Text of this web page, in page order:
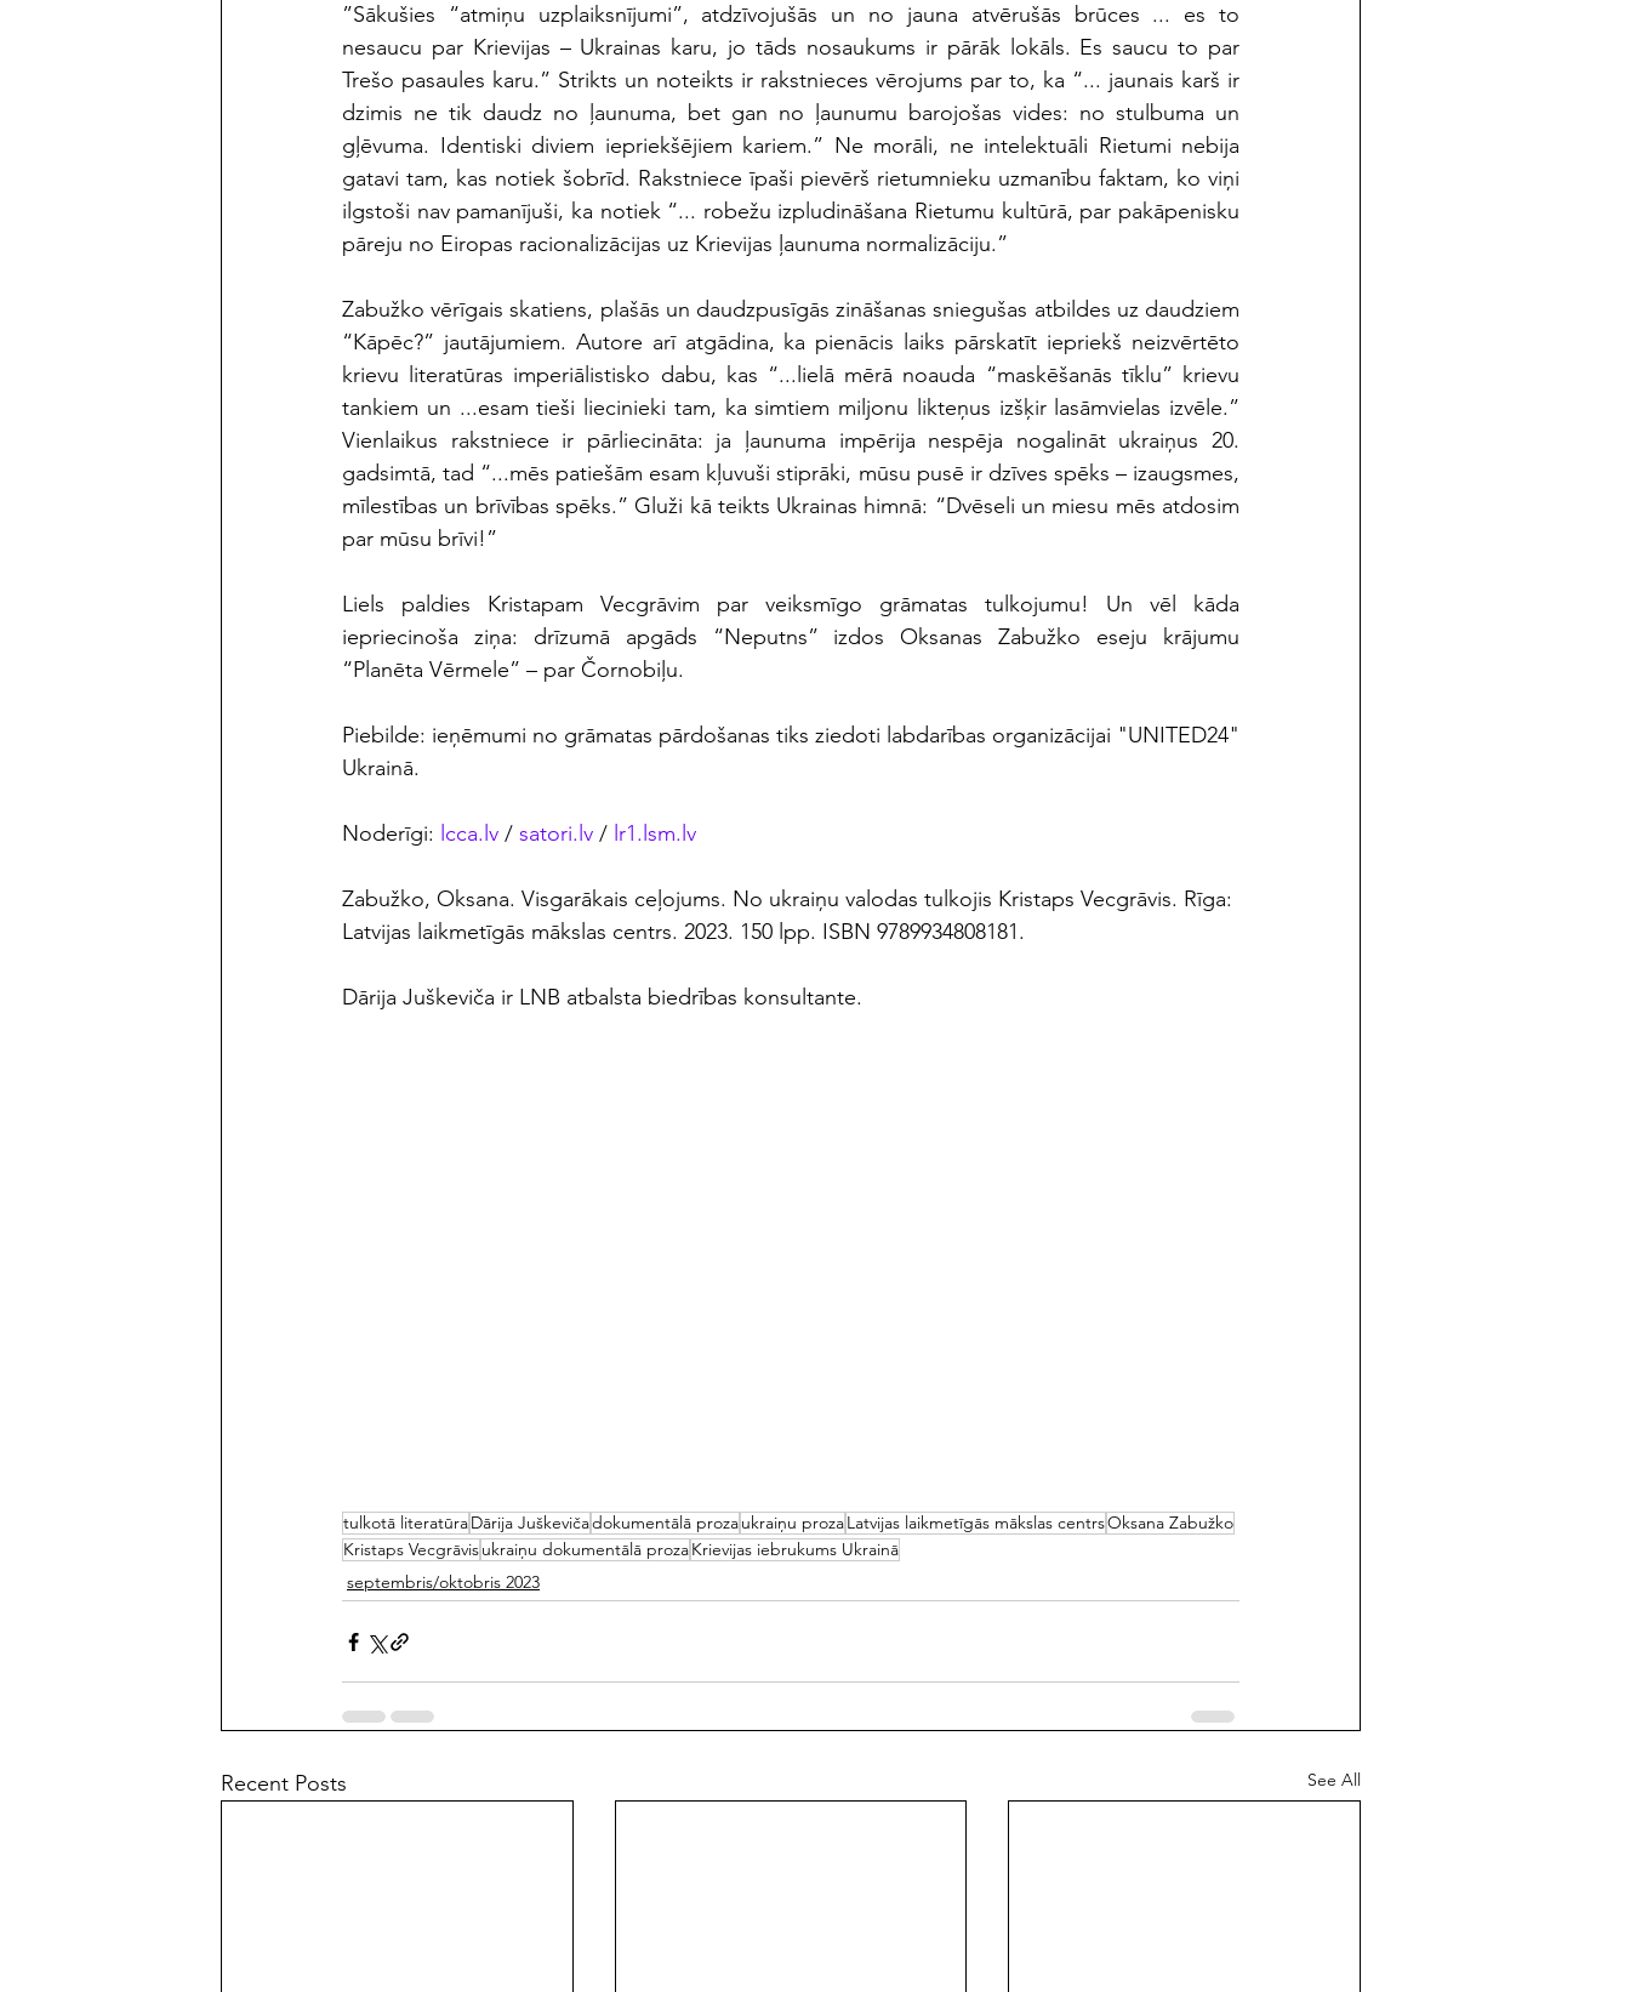
”Sākušies “atmiņu uzplaiksnījumi”, atdzīvojušās un no jauna atvērušās brūces ... es to
nesaucu par Krievijas – Ukrainas karu, jo tāds nosaukums ir pārāk lokāls. Es saucu to par
Trešo pasaules karu.” Strikts un noteikts ir rakstnieces vērojums par to, ka “... jaunais karš ir
dzimis ne tik daudz no ļaunuma, bet gan no ļaunumu barojošas vides: no stulbuma un
gļēvuma. Identiski diviem iepriekšējiem kariem.” Ne morāli, ne intelektuāli Rietumi nebija
gatavi tam, kas notiek šobrīd. Rakstniece īpaši pievērš rietumnieku uzmanību faktam, ko viņi
ilgstoši nav pamanījuši, ka notiek “... robežu izpludināšana Rietumu kultūrā, par pakāpenisku
pāreju no Eiropas racionalizācijas uz Krievijas ļaunuma normalizāciju.”
Zabužko vērīgais skatiens, plašās un daudzpusīgās zināšanas sniegušas atbildes uz daudziem
“Kāpēc?” jautājumiem. Autore arī atgādina, ka pienācis laiks pārskatīt iepriekš neizvērtēto
krievu literatūras imperiālistisko dabu, kas “...lielā mērā noauda “maskēšanās tīklu” krievu
tankiem un ...esam tieši liecinieki tam, ka simtiem miljonu likteņus izšķir lasāmvielas izvēle.”
Vienlaikus rakstniece ir pārliecināta: ja ļaunuma impērija nespēja nogalināt ukraiņus 20.
gadsimtā, tad “...mēs patiešām esam kļuvuši stiprāki, mūsu pusē ir dzīves spēks – izaugsmes,
mīlestības un brīvības spēks.” Gluži kā teikts Ukrainas himnā: “Dvēseli un miesu mēs atdosim
par mūsu brīvi!”
Liels paldies Kristapam Vecgrāvim par veiksmīgo grāmatas tulkojumu! Un vēl kāda
iepriecinoša ziņa: drīzumā apgāds “Neputns” izdos Oksanas Zabužko eseju krājumu
“Planēta Vērmele” – par Čornobiļu.
Piebilde: ieņēmumi no grāmatas pārdošanas tiks ziedoti labdarības organizācijai "UNITED24"
Ukrainā.
Noderīgi: lcca.lv / satori.lv / lr1.lsm.lv
Zabužko, Oksana. Visgarākais ceļojums. No ukraiņu valodas tulkojis Kristaps Vecgrāvis. Rīga:
Latvijas laikmetīgās mākslas centrs. 2023. 150 lpp. ISBN 9789934808181.
Dārija Juškeviča ir LNB atbalsta biedrības konsultante.
tulkotā literatūraDārija Juškevičadokumentālā prozaukraiņu prozaLatvijas laikmetīgās mākslas centrsOksana Zabužko
Kristaps Vecgrāvisukraiņu dokumentālā prozaKrievijas iebrukums Ukrainā
septembris/oktobris 2023
Recent Posts See All